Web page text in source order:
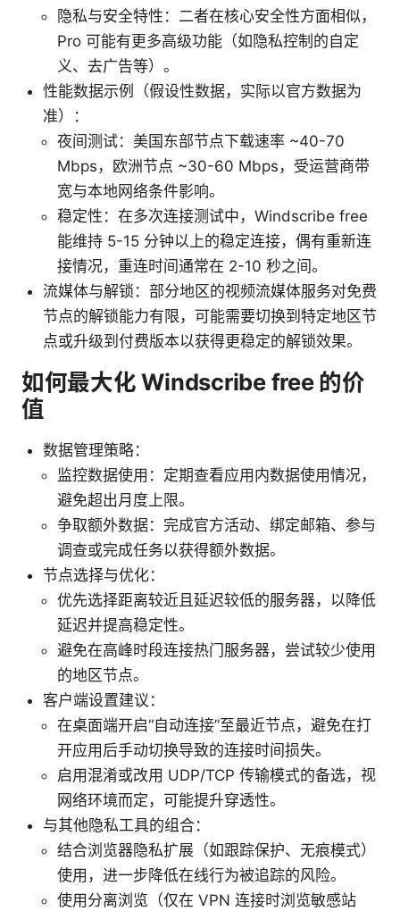
隐私与安全特性：二者在核心安全性方面相似，
Pro 可能有更多高级功能（如隐私控制的自定
义、去广告等）。
性能数据示例（假设性数据，实际以官方数据为
准）：
夜间测试：美国东部节点下载速率 ~40-70
Mbps，欧洲节点 ~30-60 Mbps，受运营商带
宽与本地网络条件影响。
稳定性：在多次连接测试中，Windscribe free
能维持 5-15 分钟以上的稳定连接，偶有重新连
接情况，重连时间通常在 2-10 秒之间。
流媒体与解锁：部分地区的视频流媒体服务对免费
节点的解锁能力有限，可能需要切换到特定地区节
点或升级到付费版本以获得更稳定的解锁效果。
如何最大化 Windscribe free 的价
值
数据管理策略：
监控数据使用：定期查看应用内数据使用情况，
避免超出月度上限。
争取额外数据：完成官方活动、绑定邮箱、参与
调查或完成任务以获得额外数据。
节点选择与优化：
优先选择距离较近且延迟较低的服务器，以降低
延迟并提高稳定性。
避免在高峰时段连接热门服务器，尝试较少使用
的地区节点。
客户端设置建议：
在桌面端开启“自动连接”至最近节点，避免在打
开应用后手动切换导致的连接时间损失。
启用混淆或改用 UDP/TCP 传输模式的备选，视
网络环境而定，可能提升穿透性。
与其他隐私工具的组合：
结合浏览器隐私扩展（如跟踪保护、无痕模式）
使用，进一步降低在线行为被追踪的风险。
使用分离浏览（仅在 VPN 连接时浏览敏感站